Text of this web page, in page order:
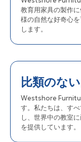
教育用家具の製作
様の自然な好奇心
します。
比類のな
Westshore
す。私たちは、す
し、世界中の教室
を提供しています。